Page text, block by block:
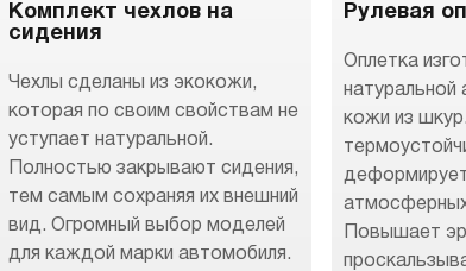
Комплект чехлов на
сидения
Чехлы сделаны из экокожи,
которая по своим свойствам не
уступает натуральной.
Полностью закрывают сидения,
тем самым сохраняя их внешний
вид. Огромный выбор моделей
для каждой марки автомобиля.
Рулевая
Оплетка
натуральной
кожи из
Повышает